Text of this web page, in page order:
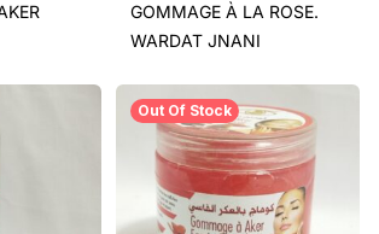
GOMMAGE À LA ROSE.
WARDAT JNANI
Out Of Stock